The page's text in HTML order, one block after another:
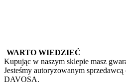
WARTO WIEDZIEĆ
Kupując w naszym sklepie masz
Jesteśmy autoryzowanym
DAVOSA.